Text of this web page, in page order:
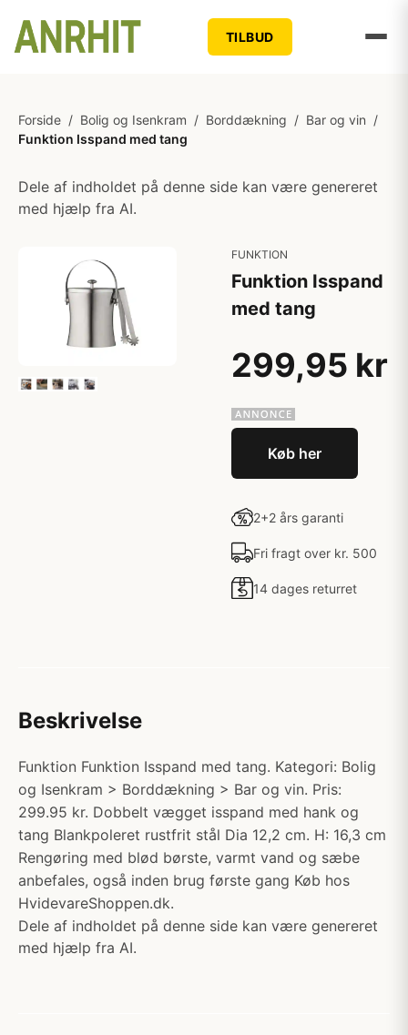
TILBUD
Forside / Bolig og Isenkram / Borddækning / Bar og vin /
Funktion Isspand med tang
Dele af indholdet på denne side kan være genereret
med hjælp fra AI.
FUNKTION
Funktion Isspand
med tang
299,95 kr
Køb her
2+2 års garanti
Fri fragt over kr. 500
14 dages returret
Beskrivelse
Funktion Funktion Isspand med tang. Kategori: Bolig
og Isenkram > Borddækning > Bar og vin. Pris:
299.95 kr. Dobbelt vægget isspand med hank og
tang Blankpoleret rustfrit stål Dia 12,2 cm. H: 16,3 cm
Rengøring med blød børste, varmt vand og sæbe
anbefales, også inden brug første gang Køb hos
HvidevareShoppen.dk.
Dele af indholdet på denne side kan være genereret
med hjælp fra AI.